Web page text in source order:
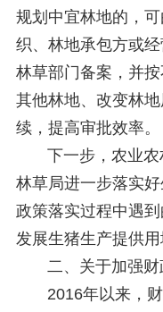
规划中宜林地的，
织、林地承包方或
林草部门备案，并
其他林地、改变林
续，提高审批效率。
下一步，农业
林草局进一步落实
政策落实过程中遇
发展生猪生产提供用
二、关于加强
2016年以来，